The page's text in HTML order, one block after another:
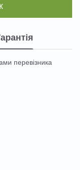
перевізника